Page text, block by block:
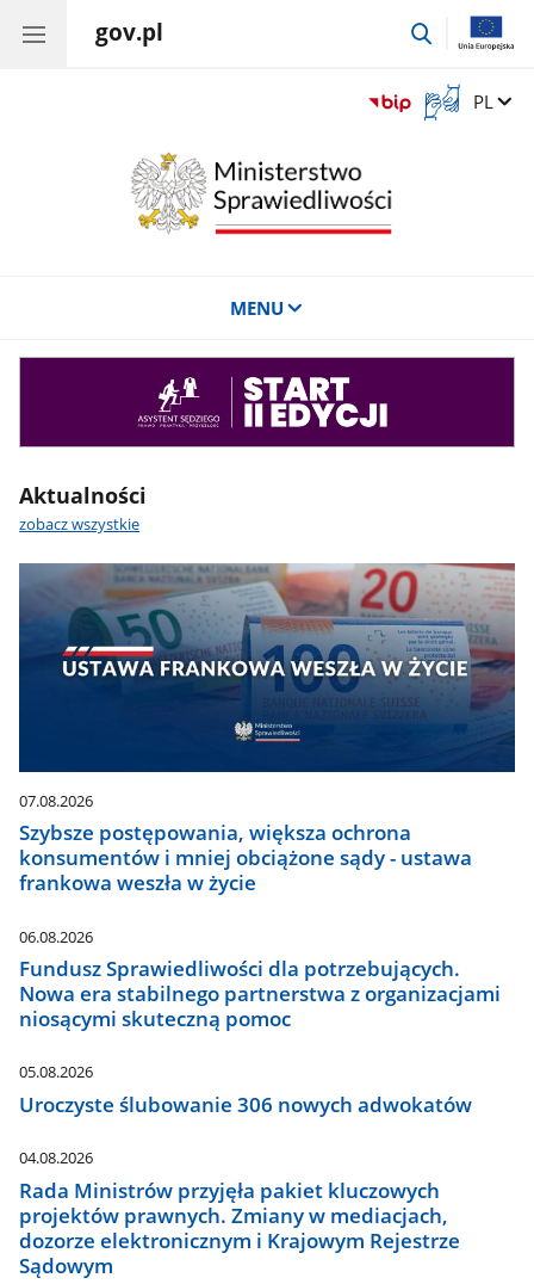
gov.pl
przejdź
Otwórz
okno
Zmień
PL
MENU
Aktualności
zobacz wszystkie
07.08.2026
Szybsze postępowania, większa ochrona
konsumentów i mniej obciążone sądy - ustawa
frankowa weszła w życie
06.08.2026
Fundusz Sprawiedliwości dla potrzebujących.
Nowa era stabilnego partnerstwa z organizacjami
niosącymi skuteczną pomoc
05.08.2026
Uroczyste ślubowanie 306 nowych adwokatów
04.08.2026
Rada Ministrów przyjęła pakiet kluczowych
projektów prawnych. Zmiany w mediacjach,
dozorze elektronicznym i Krajowym Rejestrze
Sądowym